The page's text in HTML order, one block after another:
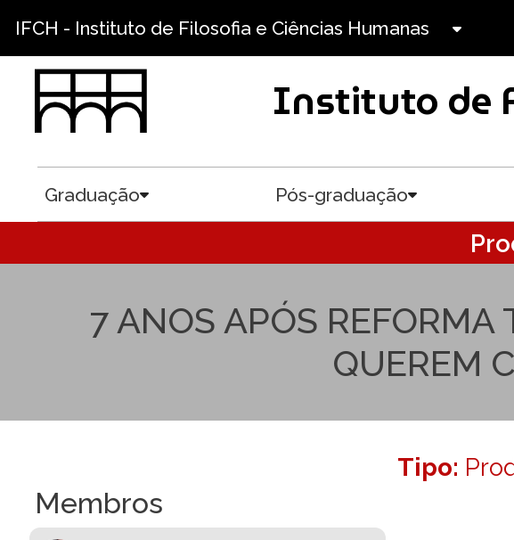
IFCH - Instituto de Filosofia e Ciências Humanas
Instituto de
Graduação Pós-graduação
7 ANOS APÓS REFORMA
QUEREM
Tipo:
Membros